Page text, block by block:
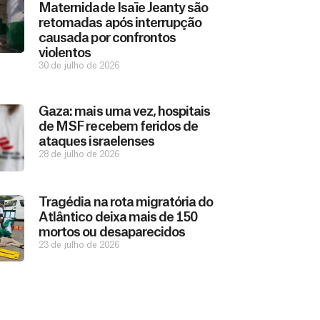
Maternidade Isaïe Jeanty são
retomadas após interrupção
causada por confrontos
violentos
30 de julho de 2026
Gaza: mais uma vez, hospitais
de MSF recebem feridos de
ataques israelenses
28 de julho de 2026
Tragédia na rota migratória do
Atlântico deixa mais de 150
mortos ou desaparecidos
23 de julho de 2026